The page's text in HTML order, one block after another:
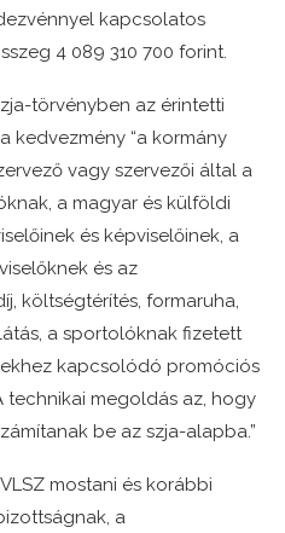
kapcsolatos
4 089 310 700 forint.
törvényben az érintetti
kedvezmény “a kormány
vagy szervezői által a
a magyar és külföldi
és képviselőinek, a
és az
költségtérítés, formaruha,
a sportolóknak fizetett
kapcsolódó promóciós
technikai megoldás az, hogy
be az szja-alapba.”
mostani és korábbi
a